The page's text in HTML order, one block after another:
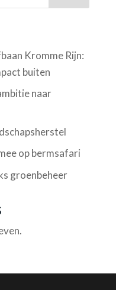
Kromme Rijn:
buiten
naar
op bermsafari
groenbeheer